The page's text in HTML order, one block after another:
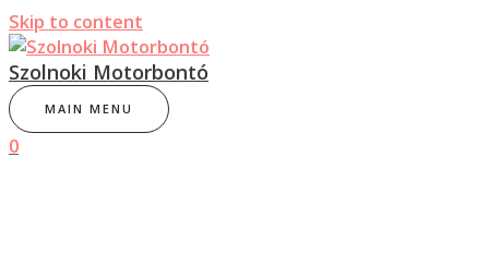
Skip to content
Szolnoki Motorbontó
MAIN MENU
0